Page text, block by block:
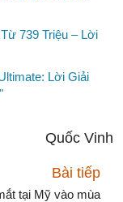
739 Triệu – Lời
Lời Giải
Quốc Vinh
Bài tiếp
tại Mỹ vào mùa